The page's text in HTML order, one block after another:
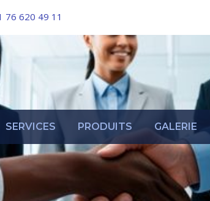
76 620 49 11
SERVICES PRODUITS GALERIE